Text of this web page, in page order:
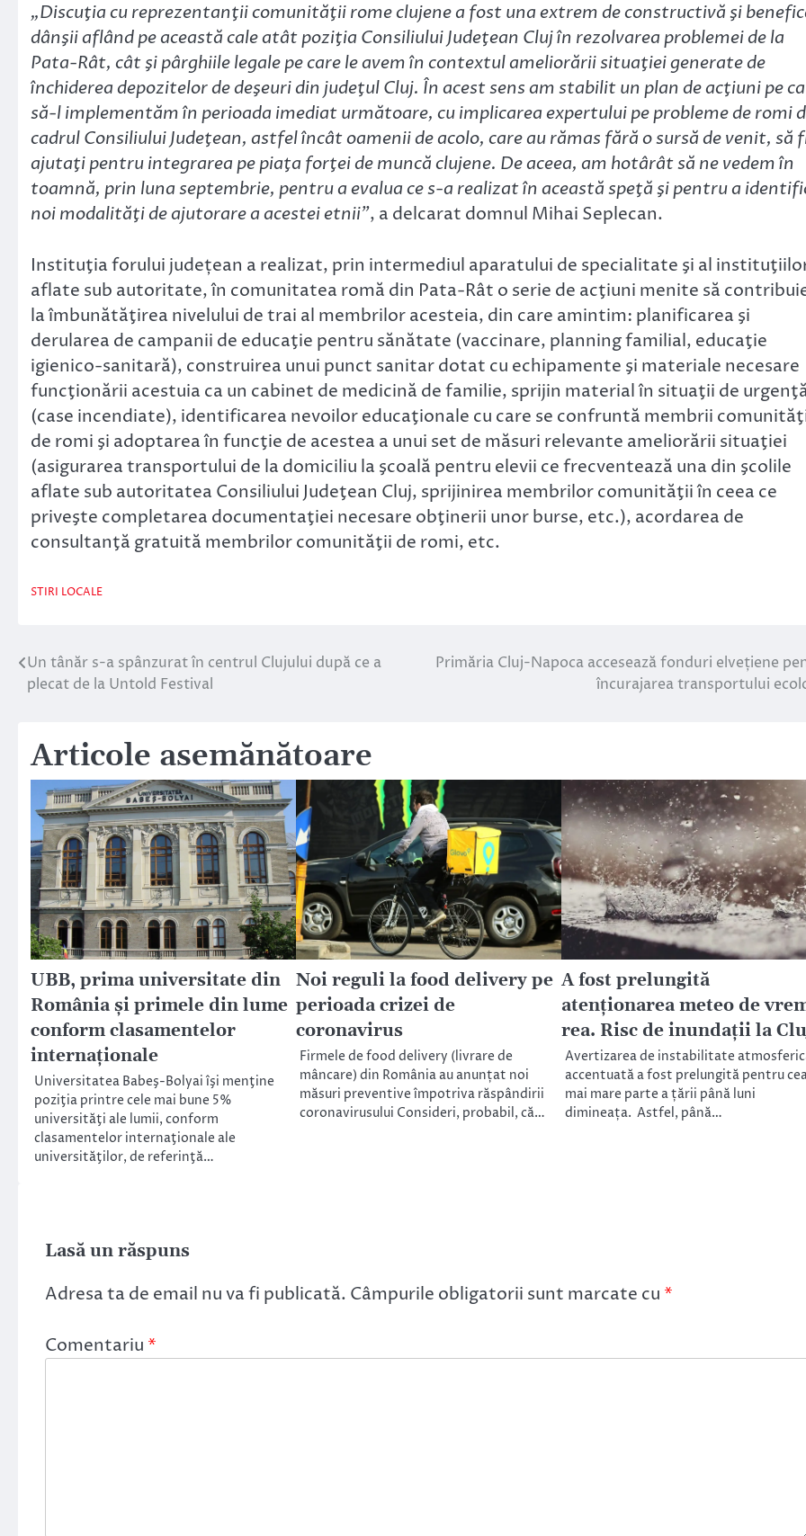
„Discuţia cu reprezentanţii comunităţii rome clujene a fost una extrem de constructivă şi
dânşii aflând pe această cale atât poziţia Consiliului Judeţean Cluj în rezolvarea problemei de la
Pata-Rât, cât şi pârghiile legale pe care le avem în contextul ameliorării situaţiei generate de
închiderea depozitelor de deşeuri din judeţul Cluj. În acest sens am stabilit un plan de acţiuni pe
să-l implementăm în perioada imediat următoare, cu implicarea expertului pe probleme de romi
cadrul Consiliului Judeţean, astfel încât oamenii de acolo, care au rămas fără o sursă de venit, să
ajutaţi pentru integrarea pe piaţa forţei de muncă clujene. De aceea, am hotârât să ne vedem în
toamnă, prin luna septembrie, pentru a evalua ce s-a realizat în această speţă şi pentru a
noi modalităţi de ajutorare a acestei etnii”, a delcarat domnul Mihai Seplecan.
Instituţia forului județean a realizat, prin intermediul aparatului de specialitate şi al
aflate sub autoritate, în comunitatea romă din Pata-Rât o serie de acţiuni menite să
la îmbunătăţirea nivelului de trai al membrilor acesteia, din care amintim: planificarea şi
derularea de campanii de educaţie pentru sănătate (vaccinare, planning familial, educaţie
igienico-sanitară), construirea unui punct sanitar dotat cu echipamente şi materiale necesare
funcţionării acestuia ca un cabinet de medicină de familie, sprijin material în situaţii de
(case incendiate), identificarea nevoilor educaţionale cu care se confruntă membrii
de romi şi adoptarea în funcţie de acestea a unui set de măsuri relevante ameliorării situaţiei
(asigurarea transportului de la domiciliu la şcoală pentru elevii ce frecventează una din şcolile
aflate sub autoritatea Consiliului Judeţean Cluj, sprijinirea membrilor comunităţii în ceea ce
priveşte completarea documentaţiei necesare obţinerii unor burse, etc.), acordarea de
consultanţă gratuită membrilor comunităţii de romi, etc.
STIRI LOCALE
Navigare
în
Un tânăr s-a spânzurat în centrul Clujului după ce a
plecat de la Untold Festival
Primăria Cluj-Napoca accesează fonduri elvețiene
încurajarea transportului
Articole asemănătoare
UBB, prima universitate din
România şi primele din lume
conform clasamentelor
internaţionale
Universitatea Babeş-Bolyai îşi menţine
poziţia printre cele mai bune 5%
universităţi ale lumii, conform
clasamentelor internaţionale ale
universităţilor, de referinţă…
Noi reguli la food delivery pe
perioada crizei de
coronavirus
Firmele de food delivery (livrare de
mâncare) din România au anunțat noi
măsuri preventive împotriva răspândirii
coronavirusului Consideri, probabil, că…
A fost prelungită
atenționarea meteo de
rea. Risc de inundații la
Avertizarea de instabilitate
accentuată a fost prelungită pentru
mai mare parte a țării până luni
dimineața. Astfel, până…
Lasă un răspuns
Adresa ta de email nu va fi publicată. Câmpurile obligatorii sunt marcate cu *
Comentariu *